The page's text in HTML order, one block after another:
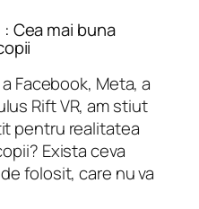
Cea mai buna
Facebook, Meta, a
Rift VR, am stiut
pentru realitatea
Exista ceva
folosit, care nu va